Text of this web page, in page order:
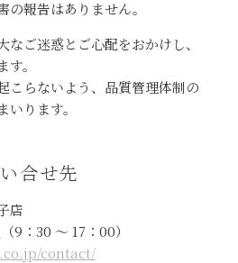
の報告はありません。
なご迷惑とご心配をおかけし、
。
こらないよう、品質管理体制の
ります。
合せ先
店
（9：30 ～ 17：00）
contact/